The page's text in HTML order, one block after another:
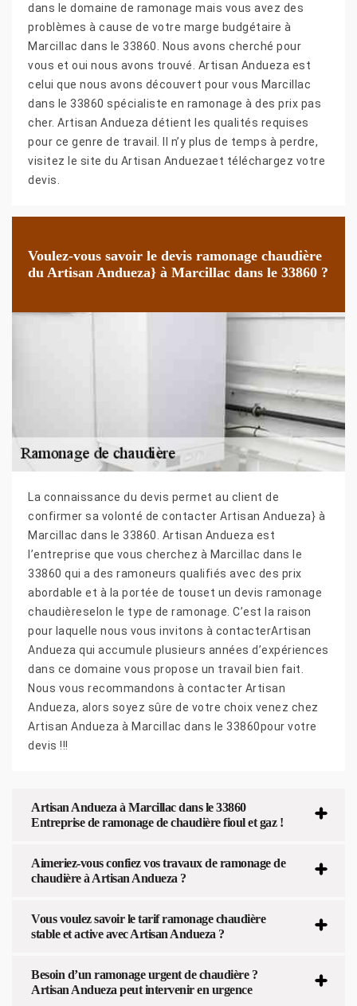
dans le domaine de ramonage mais vous avez des
problèmes à cause de votre marge budgétaire à
Marcillac dans le 33860. Nous avons cherché pour
vous et oui nous avons trouvé. Artisan Andueza est
celui que nous avons découvert pour vous Marcillac
dans le 33860 spécialiste en ramonage à des prix pas
cher. Artisan Andueza détient les qualités requises
pour ce genre de travail. Il n’y plus de temps à perdre,
visitez le site du Artisan Anduezaet téléchargez votre
devis.
Voulez-vous savoir le devis ramonage chaudière
du Artisan Andueza} à Marcillac dans le 33860 ?
La connaissance du devis permet au client de
confirmer sa volonté de contacter Artisan Andueza} à
Marcillac dans le 33860. Artisan Andueza est
l’entreprise que vous cherchez à Marcillac dans le
33860 qui a des ramoneurs qualifiés avec des prix
abordable et à la portée de touset un devis ramonage
chaudièreselon le type de ramonage. C’est la raison
pour laquelle nous vous invitons à contacterArtisan
Andueza qui accumule plusieurs années d’expériences
dans ce domaine vous propose un travail bien fait.
Nous vous recommandons à contacter Artisan
Andueza, alors soyez sûre de votre choix venez chez
Artisan Andueza à Marcillac dans le 33860pour votre
devis !!!
Artisan Andueza à Marcillac dans le 33860
Entreprise de ramonage de chaudière fioul et gaz !
Aimeriez-vous confiez vos travaux de ramonage de
chaudière à Artisan Andueza ?
Vous voulez savoir le tarif ramonage chaudière
stable et active avec Artisan Andueza ?
Besoin d’un ramonage urgent de chaudière ?
Artisan Andueza peut intervenir en urgence